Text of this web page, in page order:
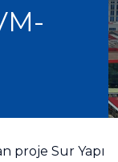
proje Sur Yapı